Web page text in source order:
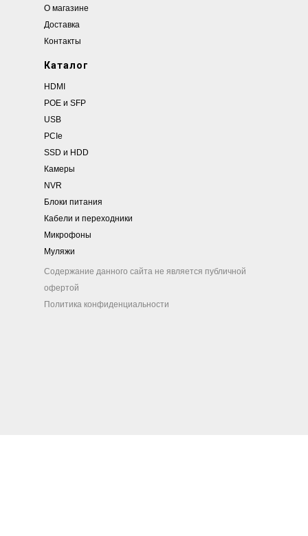
О магазине
Доставка
Контакты
Каталог
HDMI
POE и SFP
USB
PCIe
SSD и HDD
Камеры
NVR
Блоки питания
Кабели и переходники
Микрофоны
Муляжи
Содержание данного сайта не является публичной
офертой
Политика конфиденциальности